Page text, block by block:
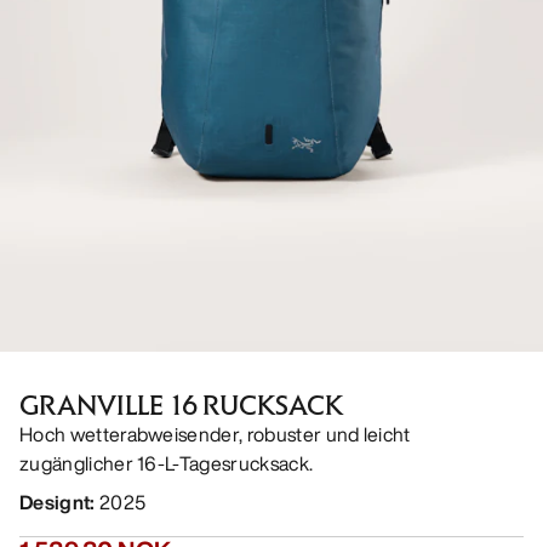
GRANVILLE 16 RUCKSACK
Hoch wetterabweisender, robuster und leicht
zugänglicher 16-L-Tagesrucksack.
Designt: 2025